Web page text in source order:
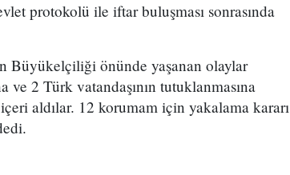
protokolü ile iftar buluşması sonrasında
Büyükelçiliği önünde yaşanan olaylar
ve 2 Türk vatandaşının tutuklanmasına
aldılar. 12 korumam için yakalama kararı